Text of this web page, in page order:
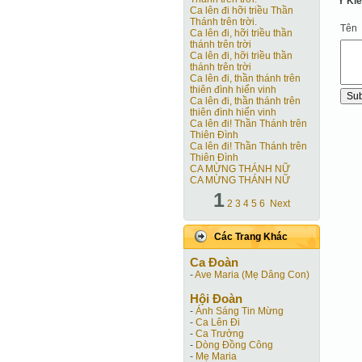
Ca lên đi hỡi triều Thần
Thánh trên trời.
Ca lên đi, hỡi triều thần
thánh trên trời
Ca lên đi, hỡi triều thần
thánh trên trời
Ca lên đi, thần thánh trên
thiên đình hiển vinh
Ca lên đi, thần thánh trên
thiên đình hiển vinh
Ca lên đi! Thần Thánh trên
Thiên Ðình
Ca lên đi! Thần Thánh trên
Thiên Ðình
CA MỪNG THÁNH NỮ
CA MỪNG THÁNH NỮ
1 2 3 4 5 6 Next
Các Trang Khác
Ca Ðoàn
-Ave Maria (Mẹ Dâng Con)
Hội Ðoàn
- Ánh Sáng Tin Mừng
- Ca Lên Đi
- Ca Trưởng
- Dòng Đồng Công
- Mẹ Maria
Tên